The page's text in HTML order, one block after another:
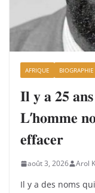
AFRIQUE BIOGRAPHIE
𝐈𝐥 𝐲 𝐚 𝟐𝟓
𝐋’𝐡𝐨𝐦𝐦𝐞
𝐞𝐟𝐟𝐚𝐜𝐞𝐫
août 3, 2026 Arol
Il y a des noms